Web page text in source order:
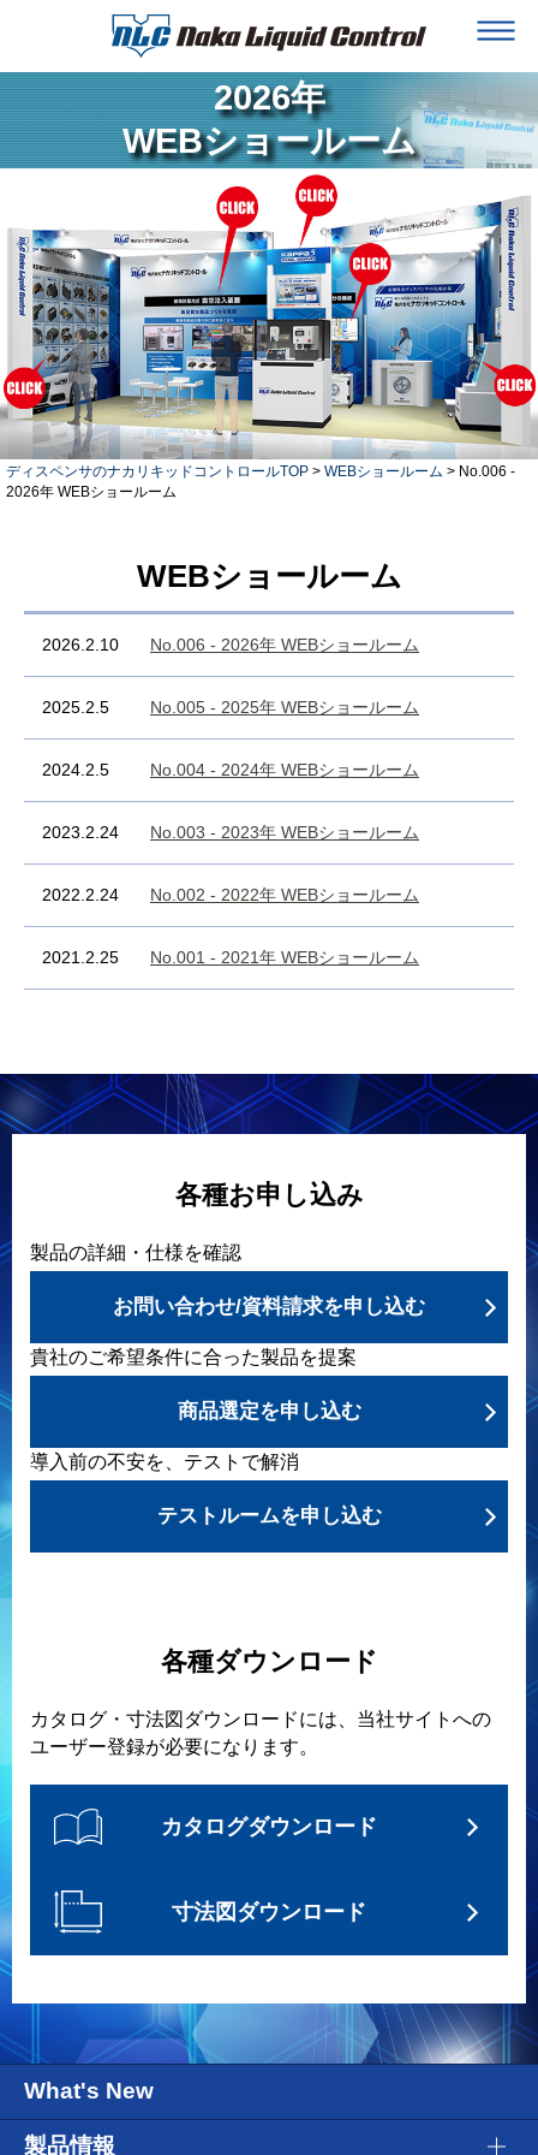
2026年
WEBショールーム
ディスペンサのナカリキッドコントロールTOP > WEBショールーム > No.006 -
2026年 WEBショールーム
WEBショールーム
2026.2.10 No.006 - 2026年 WEBショールーム
2025.2.5 No.005 - 2025年 WEBショールーム
2024.2.5 No.004 - 2024年 WEBショールーム
2023.2.24 No.003 - 2023年 WEBショールーム
2022.2.24 No.002 - 2022年 WEBショールーム
2021.2.25 No.001 - 2021年 WEBショールーム
各種お申し込み
製品の詳細・仕様を確認
お問い合わせ/資料請求を申し込む
貴社のご希望条件に合った製品を提案
商品選定を申し込む
導入前の不安を、テストで解消
テストルームを申し込む
各種ダウンロード
カタログ・寸法図ダウンロードには、当社サイトへの
ユーザー登録が必要になります。
カタログダウンロード
寸法図ダウンロード
What's New
製品情報